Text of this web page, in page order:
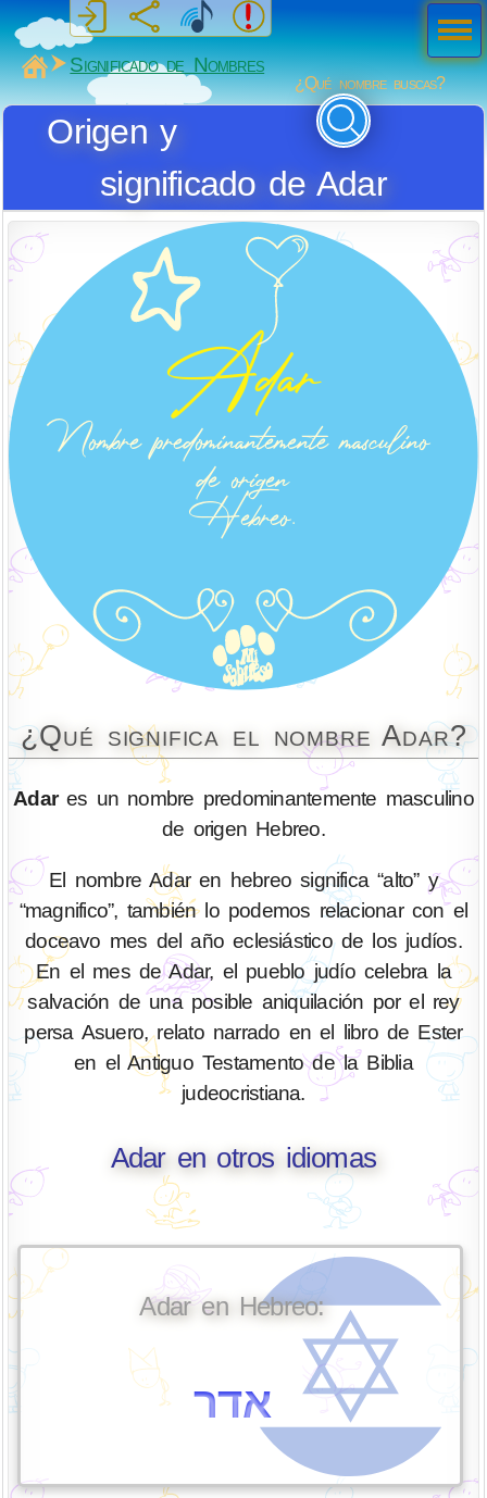
MiSabueso
Significado de Nombres
¿Qué nombre buscas?
Origen y
significado de Adar
¿Qué significa el nombre Adar?
Adares un nombre predominantemente masculino
de origen Hebreo.
El nombre Adar en hebreo significa “alto” y
“magnifico”, también lo podemos relacionar con el
doceavo mes del año eclesiástico de los judíos.
En el mes de Adar, el pueblo judío celebra la
salvación de una posible aniquilación por el rey
persa Asuero, relato narrado en el libro de Ester
en el Antiguo Testamento de la Biblia
judeocristiana.
Adar en otros idiomas
Adar en Hebreo:
אדר
Men
ú